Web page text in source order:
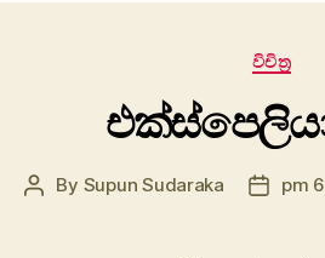
විචිත්‍ර
Post
By Supun Sudaraka
Postpm